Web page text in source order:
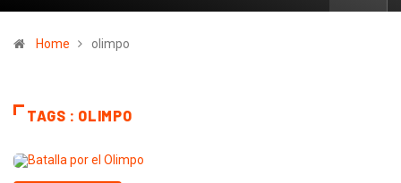
Home olimpo
TAGS : OLIMPO